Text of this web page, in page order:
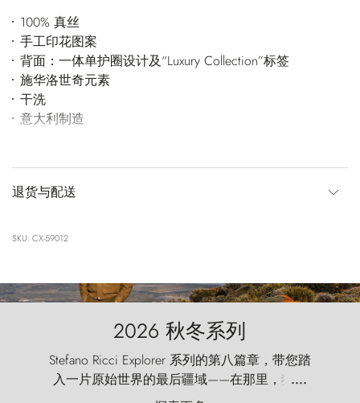
100% 真丝
手工印花图案
背面：一体单护圈设计及“Luxury Collection”标签
施华洛世奇元素
干洗
意大利制造
退货与配送
SKU: CX-59012
2026 秋冬系列
Stefano Ricci Explorer 系列的第八篇章，带您踏
入一片原始世界的最后疆域——在那里，狂风
以远古的怒号雕琢着自然，而百内塔（Torres
....